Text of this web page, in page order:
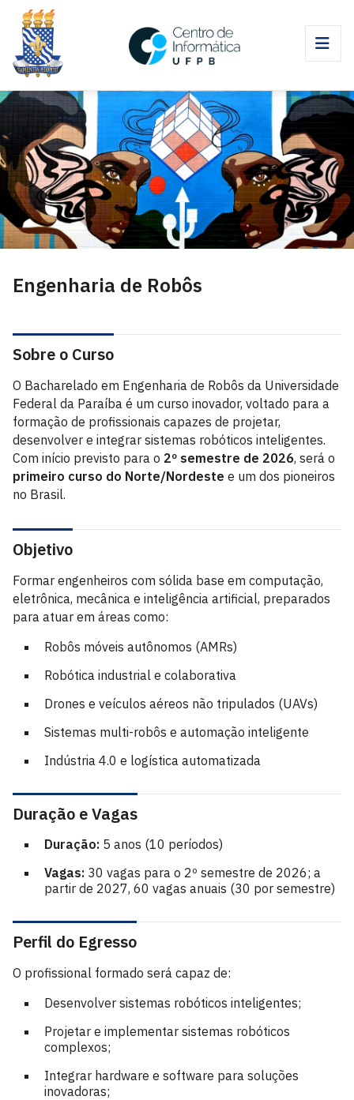
Engenharia de Robôs
Sobre o Curso
O Bacharelado em Engenharia de Robôs da Universidade
Federal da Paraíba é um curso inovador, voltado para a
formação de profissionais capazes de projetar,
desenvolver e integrar sistemas robóticos inteligentes.
Com início previsto para o 2º semestre de 2026, será o
primeiro curso do Norte/Nordeste e um dos pioneiros
no Brasil.
Objetivo
Formar engenheiros com sólida base em computação,
eletrônica, mecânica e inteligência artificial, preparados
para atuar em áreas como:
Robôs móveis autônomos (AMRs)
Robótica industrial e colaborativa
Drones e veículos aéreos não tripulados (UAVs)
Sistemas multi-robôs e automação inteligente
Indústria 4.0 e logística automatizada
Duração e Vagas
Duração: 5 anos (10 períodos)
Vagas: 30 vagas para o 2º semestre de 2026; a
partir de 2027, 60 vagas anuais (30 por semestre)
Perfil do Egresso
O profissional formado será capaz de:
Desenvolver sistemas robóticos inteligentes;
Projetar e implementar sistemas robóticos
complexos;
Integrar hardware e software para soluções
inovadoras;